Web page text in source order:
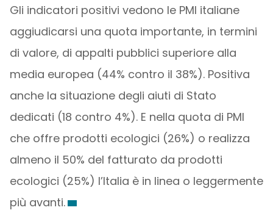
Gli indicatori positivi vedono le PMI italiane
aggiudicarsi una quota importante, in termini
di valore, di appalti pubblici superiore alla
media europea (44% contro il 38%). Positiva
anche la situazione degli aiuti di Stato
dedicati (18 contro 4%). E nella quota di PMI
che offre prodotti ecologici (26%) o realizza
almeno il 50% del fatturato da prodotti
ecologici (25%) l’Italia è in linea o leggermente
più avanti.